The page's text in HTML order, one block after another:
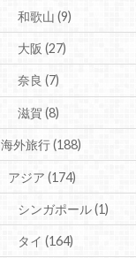
和歌山(9)
大阪(27)
奈良(7)
滋賀(8)
海外旅行(188)
アジア (174)
シンガポール(1)
タイ(164)